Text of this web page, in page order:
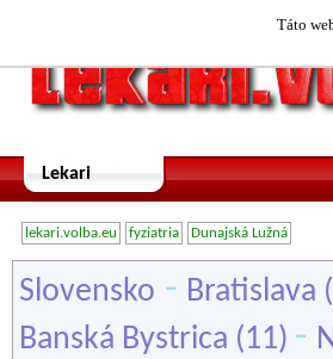
Táto
Lekari
lekari.volba.eu fyziatria Dunajská Lužná
Slovensko - Bratislava
Banská Bystrica (11) -